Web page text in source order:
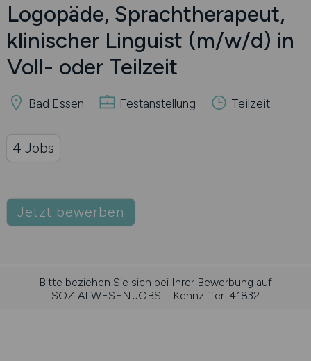
Logopäde, Sprachtherapeut,
klinischer Linguist (m/w/d) in
Voll- oder Teilzeit
Bad Essen Festanstellung Teilzeit
Jetzt bewerben
4 Jobs
Bitte beziehen Sie sich bei Ihrer Bewerbung auf
SOZIALWESEN.JOBS – Kennziffer: 41832